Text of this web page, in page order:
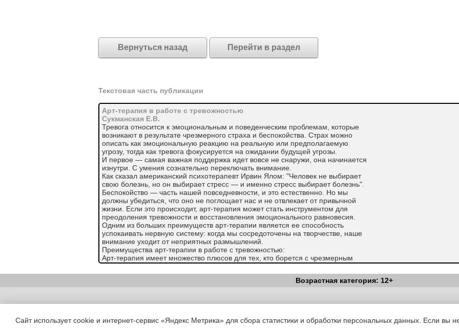
Вернуться назад Перейти в раздел
Текстовая часть публикации
Арт-терапия в работе с тревожностью
Cукманская Е.В.
Тревога относится к эмоциональным и поведенческим проблемам, которые
возникают в результате чрезмерного страха и беспокойства. Страх можно
описать как эмоциональную реакцию на реальную или предполагаемую
угрозу, тогда как тревога фокусируется на ожидании будущей угрозы.
И первое — самая важная поддержка идет вовсе не снаружи, она начинается
изнутри. С умения сознательно переключать внимание.
Как сказал американский психотерапевт Ирвин Ялом: "Человек не выбирает
свою болезнь, но он выбирает стресс — и именно стресс выбирает болезнь".
Беспокойство — часть нашей повседневности, и это естественно. Но мы
должны убедиться, что оно не поглощает нас и не отвлекает от привычной
жизни. Если это происходит, арт-терапия может стать инструментом для
преодоления тревожности и восстановления эмоционального равновесия.
Одним из больших преимуществ арт-терапии является ее способность
успокаивать нервную систему: когда мы сосредоточены на творчестве, наше
внимание уходит от неприятных размышлений.
Преимущества арт-терапии в работе с тревожностью:
Арт-терапия имеет множество плюсов для тех, кто борется с чрезмерным
беспокойством и накручиванием себя:
Успокаивает нервную систему;
Но главное — она обеспечивает безопасное пространство без осуждения, в
Возрастная категория: 12+
Copyright (c) |Вестник Педагога|Об издании|Условия|Политика
Сайт использует cookie и интернет-сервис «Яндекс Метрика» для сбора статистики и обработки персональных данных. Если вы